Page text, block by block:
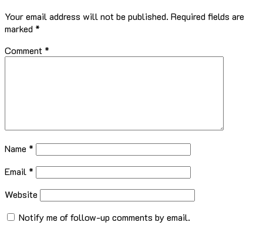
Your email address will not be published. Required fields are
marked *
Comment *
Name *
Email *
Website
Notify me of follow-up comments by email.